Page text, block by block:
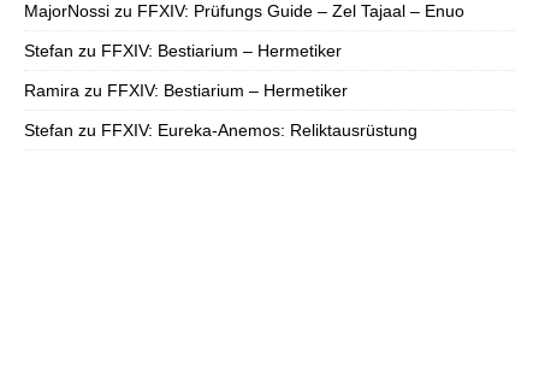
MajorNossi zu FFXIV: Prüfungs Guide – Zel Tajaal – Enuo
Stefan zu FFXIV: Bestiarium – Hermetiker
Ramira zu FFXIV: Bestiarium – Hermetiker
Stefan zu FFXIV: Eureka-Anemos: Reliktausrüstung